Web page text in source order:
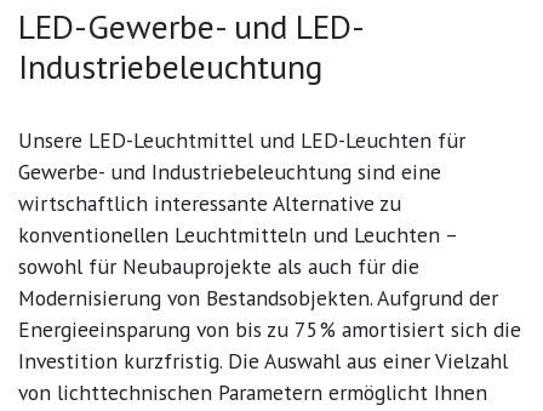
LED-Gewerbe- und LED-
Industriebeleuchtung
Unsere LED-Leuchtmittel und LED-Leuchten für
Gewerbe- und Industriebeleuchtung sind eine
wirtschaftlich interessante Alternative zu
konventionellen Leuchtmitteln und Leuchten –
sowohl für Neubauprojekte als auch für die
Modernisierung von Bestandsobjekten. Aufgrund der
Energieeinsparung von bis zu 75% amortisiert sich die
Investition kurzfristig. Die Auswahl aus einer Vielzahl
von lichttechnischen Parametern ermöglicht Ihnen